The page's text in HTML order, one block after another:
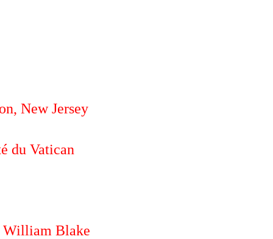
New Jersey
du Vatican
William Blake